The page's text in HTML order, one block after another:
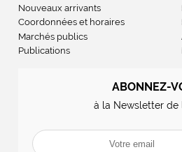
Nouveaux arrivants
Coordonnées et horaires
Marchés publics
Publications
ABONNEZ-
à la Newsletter de